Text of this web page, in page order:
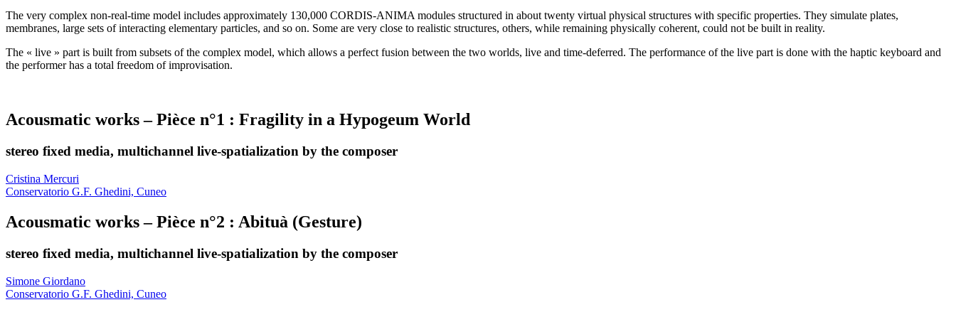
The very complex non-real-time model includes approximately 130,000 CORDIS-ANIMA modules structured in about twenty virtual physical structures with specific properties. They simulate plates,
membranes, large sets of interacting elementary particles, and so on. Some are very close to realistic structures, others, while remaining physically coherent, could not be built in reality.
The « live » part is built from subsets of the complex model, which allows a perfect fusion between the two worlds, live and time-deferred. The performance of the live part is done with the haptic keyboard and
the performer has a total freedom of improvisation.
Acousmatic works – Pièce n°1 : Fragility in a Hypogeum World
stereo fixed media, multichannel live-spatialization by the composer
Cristina Mercuri
Conservatorio G.F. Ghedini, Cuneo
Acousmatic works – Pièce n°2 : Abituà (Gesture)
stereo fixed media, multichannel live-spatialization by the composer
Simone Giordano
Conservatorio G.F. Ghedini, Cuneo